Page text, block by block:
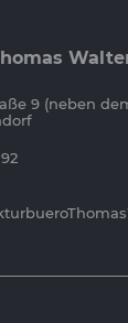
9 (neben